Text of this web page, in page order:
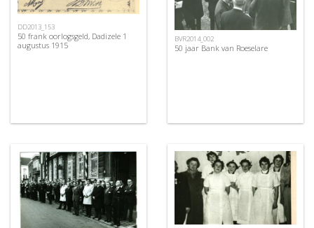
DD2013_153
50 frank oorlogsgeld, Dadizele 1
augustus 1915
BVR2014_002
50 jaar Bank van Roeselare